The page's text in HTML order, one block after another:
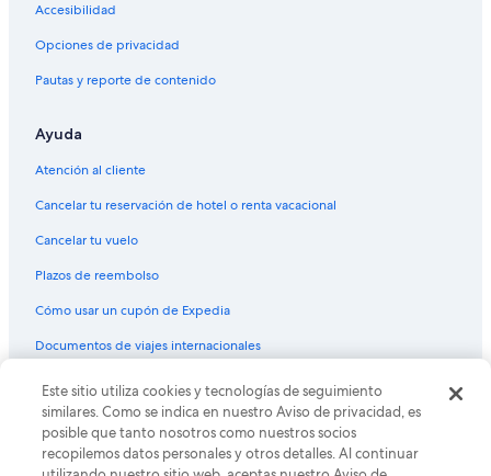
Accesibilidad
Opciones de privacidad
Pautas y reporte de contenido
Ayuda
Atención al cliente
Cancelar tu reservación de hotel o renta vacacional
Cancelar tu vuelo
Plazos de reembolso
Cómo usar un cupón de Expedia
Documentos de viajes internacionales
© 2026 Expedia, Inc., una empresa de Expedia Group. Todos los
derechos reservados. Expedia y el logo de Expedia son marcas
registradas o marcas comerciales de Expedia, Inc. CST# 2029030-50.
Este sitio utiliza cookies y tecnologías de seguimiento
similares. Como se indica en nuestro Aviso de privacidad, es
posible que tanto nosotros como nuestros socios
recopilemos datos personales y otros detalles. Al continuar